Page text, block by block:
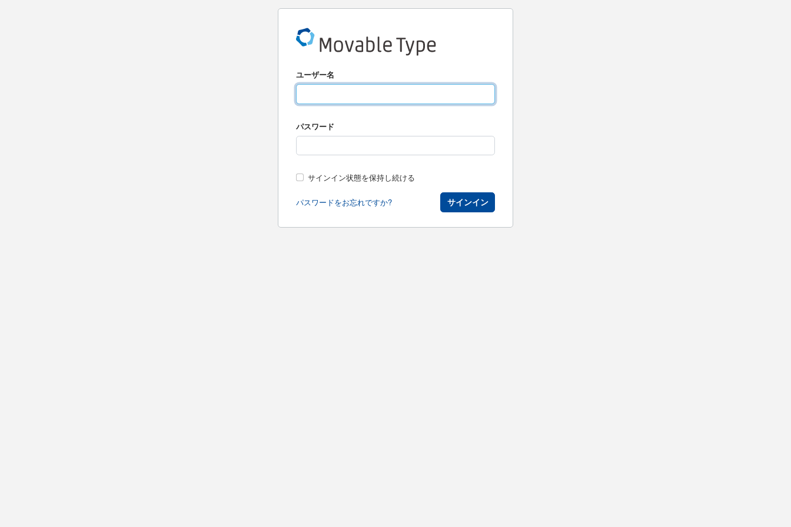
ユーザー名
パスワード
サインイン状態を保持し続ける
パスワードをお忘れですか? サインイン